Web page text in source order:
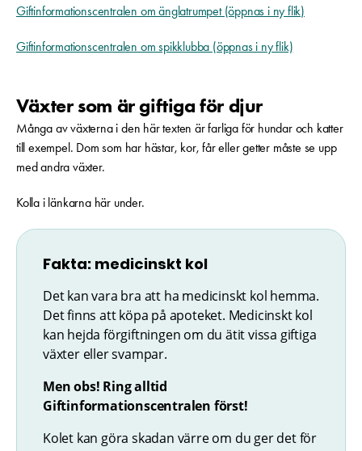
Giftinformationscentralen om änglatrumpet (öppnas i ny flik)
Giftinformationscentralen om spikklubba (öppnas i ny flik)
Växter som är giftiga för djur
Många av växterna i den här texten är farliga för hundar och katter
till exempel. Dom som har hästar, kor, får eller getter måste se upp
med andra växter.
Kolla i länkarna här under.
Fakta: medicinskt kol
Det kan vara bra att ha medicinskt kol hemma.
Det finns att köpa på apoteket. Medicinskt kol
kan hejda förgiftningen om du ätit vissa giftiga
växter eller svampar.
Men obs! Ring alltid
Giftinformationscentralen först!
Kolet kan göra skadan värre om du ger det för